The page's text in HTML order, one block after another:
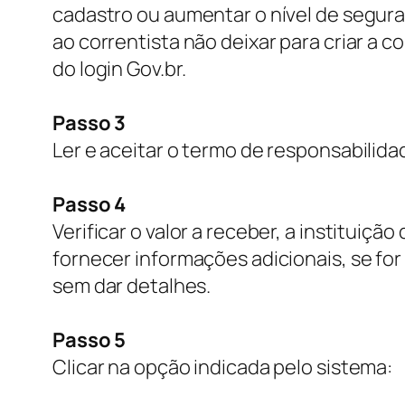
cadastro ou aumentar o nível de
ao correntista não deixar para criar a
do loginGov.br.
Passo 3
Ler e aceitar o termo de
Passo 4
Verificar o valor a receber, a
fornecer informações adicionais, se
sem dar detalhes.
Passo 5
Clicar na opção indicada pelo sistema: